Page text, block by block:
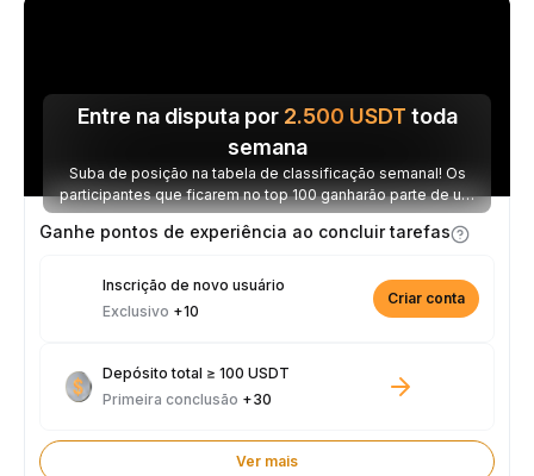
Entre na disputa por 2.500 USDT toda
semana
Suba de posição na tabela de classificação semanal! Os
participantes que ficarem no top 100 ganharão parte de um
prêmio de 2.500 USDT toda semana.
Ganhe pontos de experiência ao concluir tarefas
Inscrição de novo usuário
Exclusivo +10
Criar conta
Depósito total ≥ 100 USDT
Primeira conclusão +30
Ver mais